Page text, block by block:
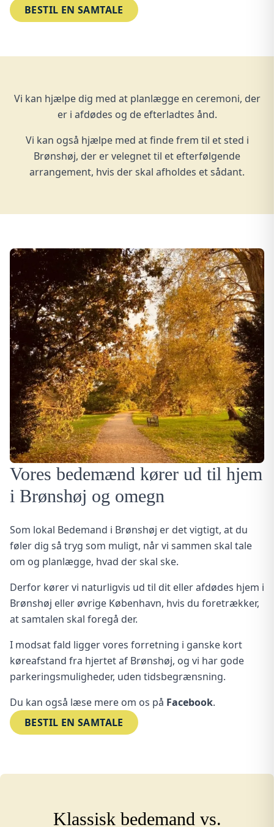
BESTIL EN SAMTALE
Vi kan hjælpe dig med at planlægge en ceremoni, der
er i afdødes og de efterladtes ånd.
Vi kan også hjælpe med at finde frem til et sted i
Brønshøj, der er velegnet til et efterfølgende
arrangement, hvis der skal afholdes et sådant.
Vores bedemænd kører ud til hjem
i Brønshøj og omegn
Som lokal Bedemand i Brønshøj er det vigtigt, at du
føler dig så tryg som muligt, når vi sammen skal tale
om og planlægge, hvad der skal ske.
Derfor kører vi naturligvis ud til dit eller afdødes hjem i
Brønshøj eller øvrige København, hvis du foretrækker,
at samtalen skal foregå der.
I modsat fald ligger vores forretning i ganske kort
køreafstand fra hjertet af Brønshøj, og vi har gode
parkeringsmuligheder, uden tidsbegrænsning.
Du kan også læse mere om os på Facebook.
BESTIL EN SAMTALE
Klassisk bedemand vs.